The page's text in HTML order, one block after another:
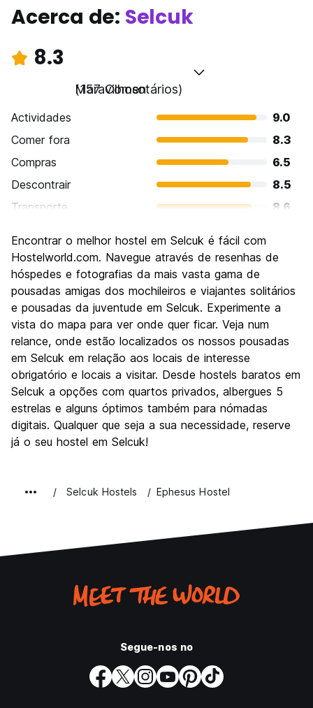
Acerca de: Selcuk
8.3
Maravilhoso
(157 Comentários)
Actividades
9.0
Comer fora
8.3
Compras
6.5
Descontrair
8.5
Transporte
8.6
Cultura
9.3
Festas / vida noturna
Custo-beneficio
9.0
Encontrar o melhor hostel em Selcuk é fácil com
Hostelworld.com. Navegue através de resenhas de
hóspedes e fotografias da mais vasta gama de
pousadas amigas dos mochileiros e viajantes solitários
e pousadas da juventude em Selcuk. Experimente a
vista do mapa para ver onde quer ficar. Veja num
relance, onde estão localizados os nossos pousadas
em Selcuk em relação aos locais de interesse
obrigatório e locais a visitar. Desde hostels baratos em
Selcuk a opções com quartos privados, albergues 5
estrelas e alguns óptimos também para nómadas
digitais. Qualquer que seja a sua necessidade, reserve
já o seu hostel em Selcuk!
Selcuk Hostels Ephesus Hostel
Segue-nos no